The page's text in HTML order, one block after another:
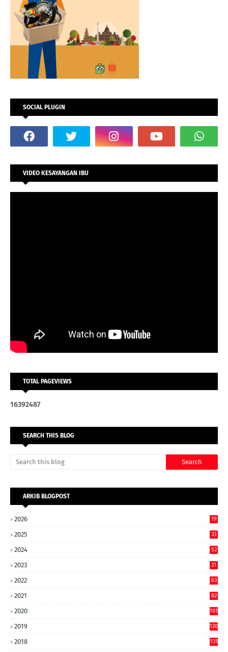
SOCIAL PLUGIN
VIDEO KESAYANGAN IBU
TOTAL PAGEVIEWS
16392487
SEARCH THIS BLOG
ARKIB BLOGPOST
2026 19
2025 33
2024 52
2023 31
2022 63
2021 82
2020 101
2019 120
2018 131